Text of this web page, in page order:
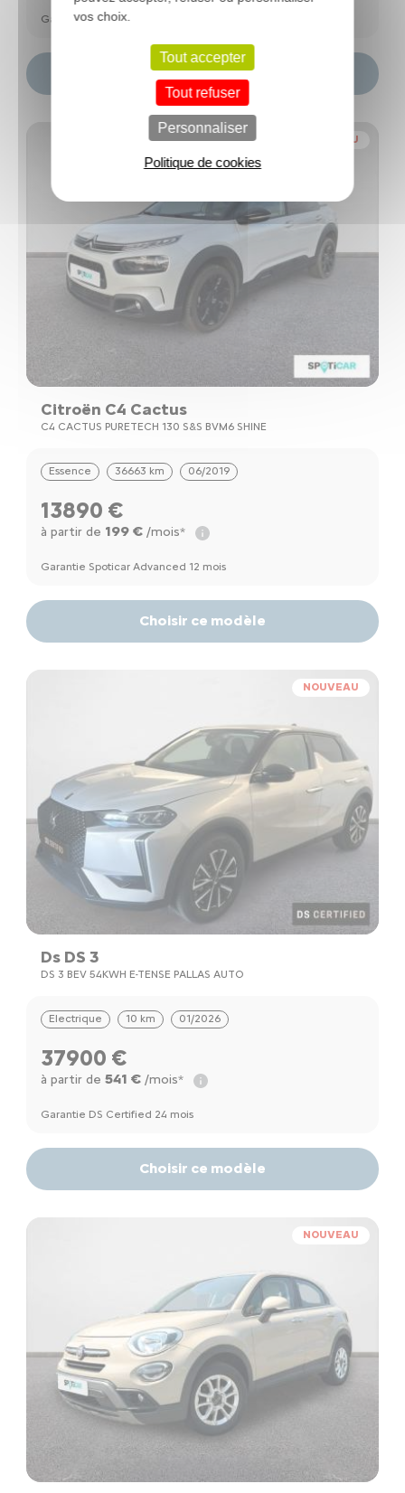
Garantie Spoticar Premium 12 mois
Choisir ce modèle
NOUVEAU
Citroën C4 Cactus
C4 CACTUS PURETECH 130 S&S BVM6 SHINE
Essence 36663 km 06/2019
13890 €
à partir de 199 €/mois*
Garantie Spoticar Advanced 12 mois
Choisir ce modèle
NOUVEAU
Ds DS 3
DS 3 BEV 54KWH E-TENSE PALLAS AUTO
Electrique 10 km 01/2026
37900 €
à partir de 541 €/mois*
Garantie DS Certified 24 mois
Choisir ce modèle
NOUVEAU
vos choix.
Tout accepter
Tout refuser
Personnaliser
Politique de cookies